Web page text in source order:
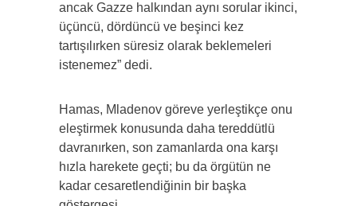
ancak Gazze halkından aynı sorular ikinci,
üçüncü, dördüncü ve beşinci kez
tartışılırken süresiz olarak beklemeleri
istenemez” dedi.
Hamas, Mladenov göreve yerleştikçe onu
eleştirmek konusunda daha tereddütlü
davranırken, son zamanlarda ona karşı
hızla harekete geçti; bu da örgütün ne
kadar cesaretlendiğinin bir başka